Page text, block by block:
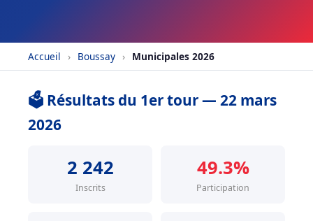
Accueil › Boussay › Municipales 2026
🗳️ Résultats du 1er tour — 22 mars
2026
2 242
Inscrits
49.3%
Participation